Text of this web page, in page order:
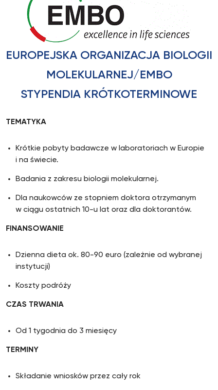
EUROPEJSKA ORGANIZACJA BIOLOGII
MOLEKULARNEJ/EMBO
STYPENDIA KRÓTKOTERMINOWE
TEMATYKA
Krótkie pobyty badawcze w laboratoriach w Europie
i na świecie.
Badania z zakresu biologii molekularnej.
Dla naukowców ze stopniem doktora otrzymanym
w ciągu ostatnich 10-u lat oraz dla doktorantów.
FINANSOWANIE
Dzienna dieta ok. 80-90 euro (zależnie od wybranej
instytucji)
Koszty podróży
CZAS TRWANIA
Od 1 tygodnia do 3 miesięcy
TERMINY
Składanie wniosków przez cały rok